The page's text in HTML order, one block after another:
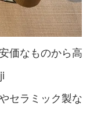
価なものから高
セラミック製な